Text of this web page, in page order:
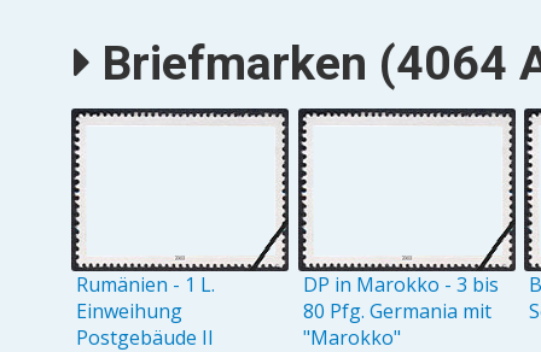
Briefmarken (4064
Rumänien - 1 L.
Einweihung
Postgebäude II
DP in Marokko - 3 bis
80 Pfg. Germania mit
"Marokko"